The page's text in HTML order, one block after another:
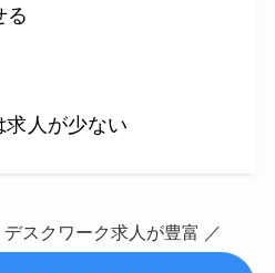
る
求人が少ない
スクワーク求人が豊富 ／